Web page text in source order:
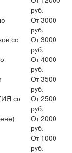
руб.
От 3000
руб.
со
От 3000
руб.
От 4000
руб.
От 3500
руб.
со
От 2500
руб.
От 2000
руб.
От 1000
руб.